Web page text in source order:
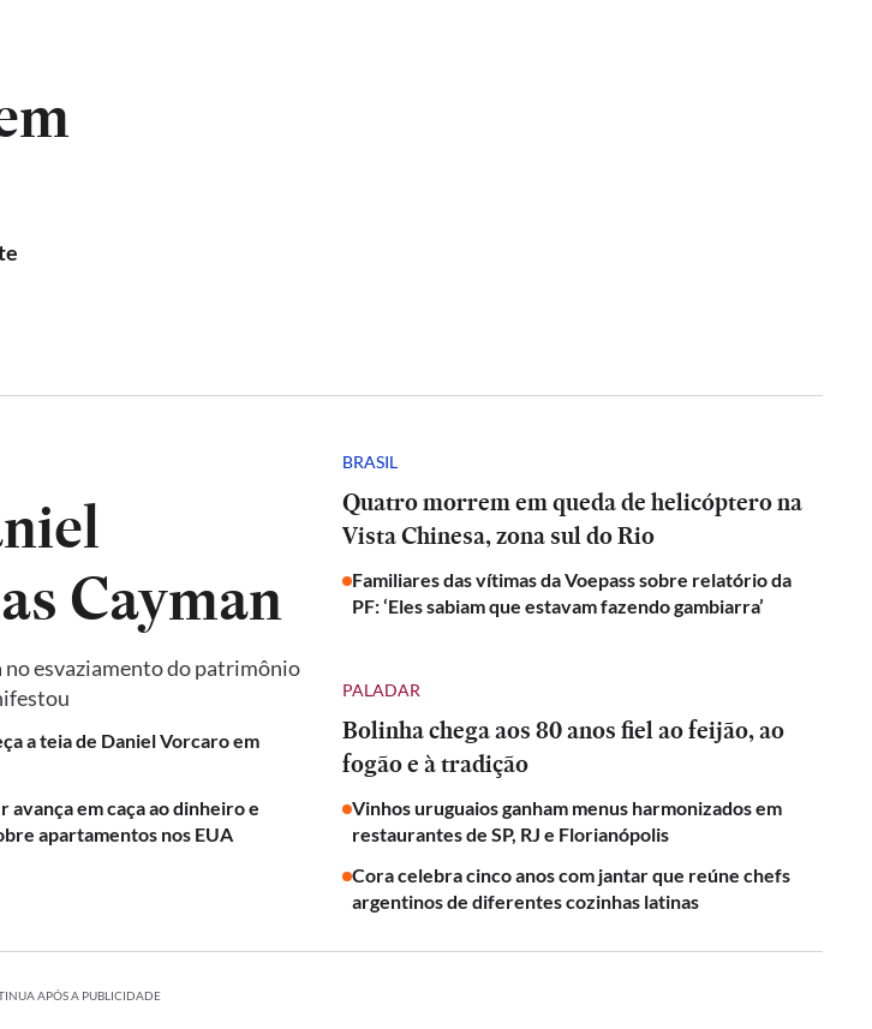
Cayman
esvaziamento do patrimônio
a teia de Daniel Vorcaro em
avança em caça ao dinheiro e
apartamentos nos EUA
BRASIL
Quatro morrem em queda de helicóptero na
Vista Chinesa, zona sul do Rio
Familiares das vítimas da Voepass sobre relatório da
PF: ‘Eles sabiam que estavam fazendo gambiarra’
PALADAR
Bolinha chega aos 80 anos fiel ao feijão, ao
fogão e à tradição
Vinhos uruguaios ganham menus harmonizados em
restaurantes de SP, RJ e Florianópolis
Cora celebra cinco anos com jantar que reúne chefs
argentinos de diferentes cozinhas latinas
APÓS A PUBLICIDADE